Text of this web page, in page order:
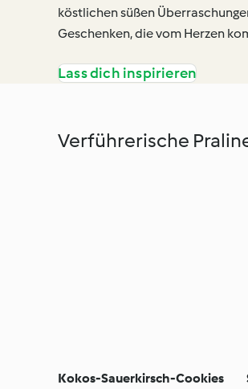
köstlichen süßen
Geschenken, die vom Herzen
Lass dich inspirieren
Verführerische
Kokos-Sauerkirsch-Cookies